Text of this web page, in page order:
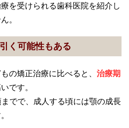
を受けられる歯科医院を紹介し
。
く可能性もある
の矯正治療に比べると、 治療期
です。
でで、成人する頃には顎の成長